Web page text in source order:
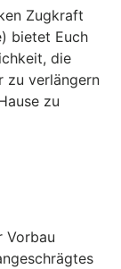
Zugkraft
bietet Euch
die
zu verlängern
zu
Vorbau